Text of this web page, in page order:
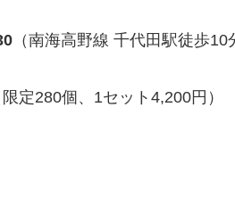
（南海高野線 千代田駅徒歩10
限定280個、1セット4,200円）